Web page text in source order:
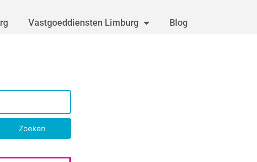
Vastgoeddiensten Limburg Blog
Zoeken